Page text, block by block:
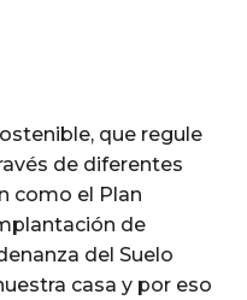
que regule
de diferentes
como el Plan
de
del Suelo
casa y por eso